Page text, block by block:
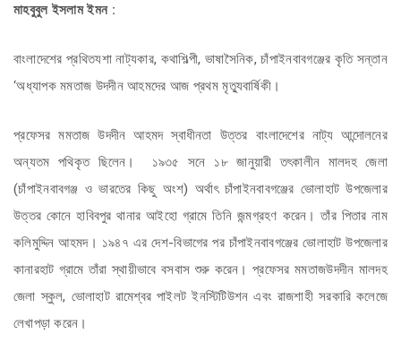
মাহবুবুল ইসলাম ইমন :
বাংলাদেশের প্রথিতযশা নাট্যকার, কথাশিল্পী, ভাষাসৈনিক, চাঁপাইনবাবগঞ্জের কৃতি সন্তান
‘অধ্যাপক মমতাজ উদদীন আহমদের আজ প্রথম মৃত্যুবার্ষিকী।
প্রফেসর মমতাজ উদদীন আহমদ স্বাধীনতা উত্তর বাংলাদেশের নাট্য আন্দোলনের
অন্যতম পথিকৃত ছিলেন। ১৯৩৫ সনে ১৮ জানুয়ারী তৎকালীন মালদহ জেলা
(চাঁপাইনবাবগঞ্জ ও ভারতের কিছু অংশ) অর্থাৎ চাঁপাইনবাবগঞ্জের ভোলাহাট উপজেলার
উত্তর কোনে হাবিবপুর থানার আইহো গ্রামে তিনি জন্মগ্রহণ করেন। তাঁর পিতার নাম
কলিমুদ্দিন আহমদ। ১৯৪৭ এর দেশ-বিভাগের পর চাঁপাইনবাবগঞ্জের ভোলাহাট উপজেলার
কানারহাট গ্রামে তাঁরা স্থায়ীভাবে বসবাস শুরু করেন। প্রফেসর মমতাজউদদীন মালদহ
জেলা স্কুল, ভোলাহাট রামেশ্বর পাইলট ইনস্টিটিউশন এবং রাজশাহী সরকারি কলেজে
লেখাপড়া করেন।